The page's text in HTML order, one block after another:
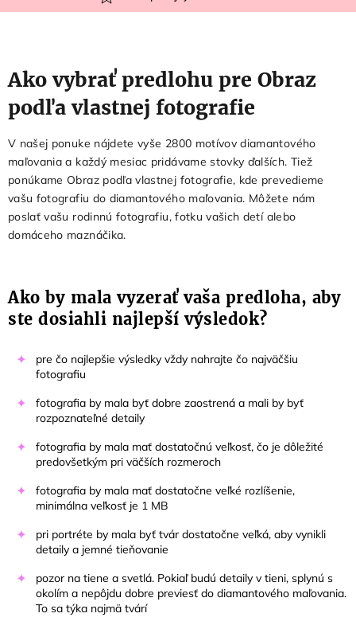
Ako vybrať predlohu pre Obraz
podľa vlastnej fotografie
V našej ponuke nájdete vyše 2800 motívov diamantového
maľovania a každý mesiac pridávame stovky ďalších. Tiež
ponúkame Obraz podľa vlastnej fotografie, kde prevedieme
vašu fotografiu do diamantového maľovania. Môžete nám
poslať vašu rodinnú fotografiu, fotku vašich detí alebo
domáceho maznáčika.
Ako by mala vyzerať vaša predloha, aby
ste dosiahli najlepší výsledok?
pre čo najlepšie výsledky vždy nahrajte čo najväčšiu
fotografiu
fotografia by mala byť dobre zaostrená a mali by byť
rozpoznateľné detaily
fotografia by mala mať dostatočnú veľkosť, čo je dôležité
predovšetkým pri väčších rozmeroch
fotografia by mala mať dostatočne veľké rozlíšenie,
minimálna veľkosť je 1 MB
pri portréte by mala byť tvár dostatočne veľká, aby vynikli
detaily a jemné tieňovanie
pozor na tiene a svetlá. Pokiaľ budú detaily v tieni, splynú s
okolím a nepôjdu dobre previesť do diamantového maľovania.
To sa týka najmä tvárí